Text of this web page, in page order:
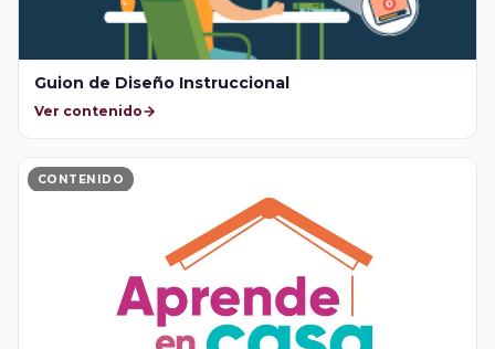
Guion de Diseño Instruccional
Ver contenido
CONTENIDO